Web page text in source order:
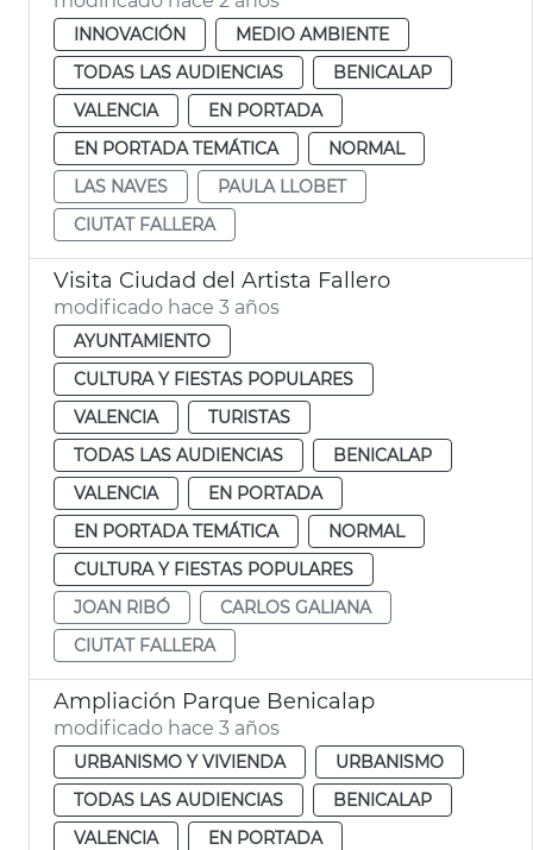
INNOVACIÓN
MEDIO AMBIENTE
TODAS LAS AUDIENCIAS
BENICALAP
VALENCIA
EN PORTADA
EN PORTADA TEMÁTICA
NORMAL
LAS NAVES
PAULA LLOBET
CIUTAT FALLERA
Visita Ciudad del Artista Fallero
modificado hace 3 años
AYUNTAMIENTO
CULTURA Y FIESTAS POPULARES
VALENCIA
TURISTAS
TODAS LAS AUDIENCIAS
BENICALAP
VALENCIA
EN PORTADA
EN PORTADA TEMÁTICA
NORMAL
CULTURA Y FIESTAS POPULARES
JOAN RIBÓ
CARLOS GALIANA
CIUTAT FALLERA
Ampliación Parque Benicalap
modificado hace 3 años
URBANISMO Y VIVIENDA
URBANISMO
TODAS LAS AUDIENCIAS
BENICALAP
VALENCIA
EN PORTADA